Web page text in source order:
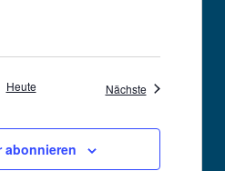
Heute Nächste
abonnieren